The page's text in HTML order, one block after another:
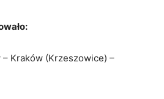
Kraków (Krzeszowice) –